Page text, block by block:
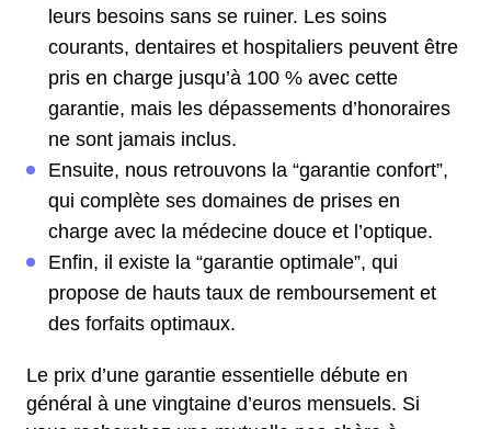
leurs besoins sans se ruiner. Les soins
courants, dentaires et hospitaliers peuvent être
pris en charge jusqu’à 100 % avec cette
garantie, mais les dépassements d’honoraires
ne sont jamais inclus.
Ensuite, nous retrouvons la “garantie confort”,
qui complète ses domaines de prises en
charge avec la médecine douce et l’optique.
Enfin, il existe la “garantie optimale”, qui
propose de hauts taux de remboursement et
des forfaits optimaux.
Le prix d’une garantie essentielle débute en
général à une vingtaine d’euros mensuels. Si